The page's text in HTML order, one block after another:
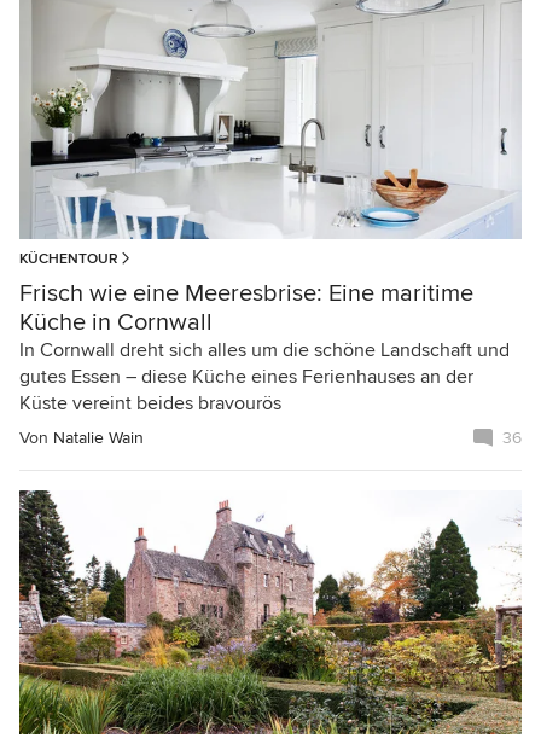
KÜCHENTOUR
Frisch wie eine Meeresbrise: Eine maritime
Küche in Cornwall
In Cornwall dreht sich alles um die schöne Landschaft und
gutes Essen – diese Küche eines Ferienhauses an der
Küste vereint beides bravourös
Von Natalie Wain 36